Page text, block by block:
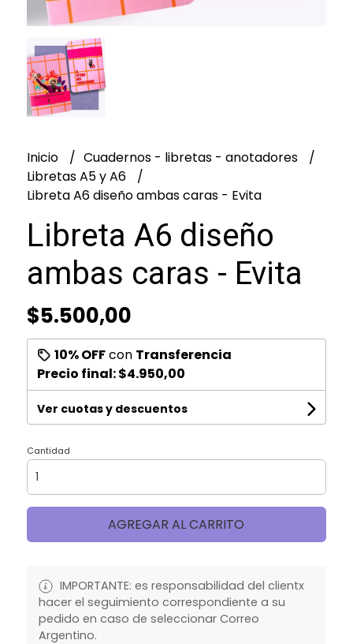
Inicio
Cuadernos - libretas - anotadores
Libretas A5 y A6
Libreta A6 diseño ambas caras - Evita
Libreta A6 diseño
ambas caras - Evita
$5.500,00
10% OFFcon Transferencia
Precio final:$4.950,00
Ver cuotas y descuentos
Cantidad
AGREGAR AL CARRITO
IMPORTANTE: es responsabilidad del clientx
hacer el seguimiento correspondiente a su
pedido en caso de seleccionar Correo
Argentino.